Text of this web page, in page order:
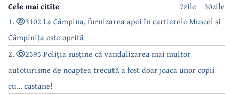
30zile
7zile
Cele mai citite
1.
3102 La Câmpina, furnizarea apei în cartierele Muscel și
Câmpinița este oprită
2.
2595 Poliția susține că vandalizarea mai multor
autoturisme de noaptea trecută a fost doar joaca unor copii
cu... castane!